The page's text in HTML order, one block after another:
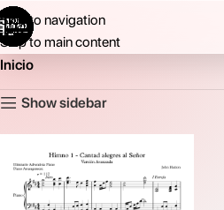
Skip to navigation
Skip to main content
Inicio
Show sidebar